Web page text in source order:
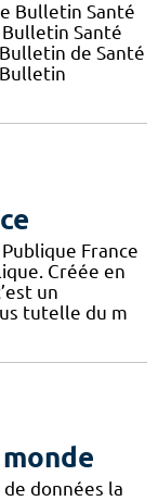
Bulletin Santé
Santé
de Santé
France
Créée en
un
tutelle du m
de données la